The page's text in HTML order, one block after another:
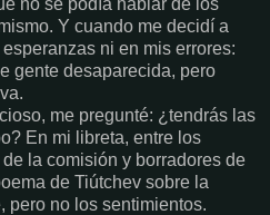
no se podía hablar de los
Y cuando me decidí a
ni en mis errores:
gente desaparecida, pero
me pregunté: ¿tendrás las
En mi libreta, entre los
la comisión y borradores de
de Tiútchev sobre la
pero no los sentimientos.